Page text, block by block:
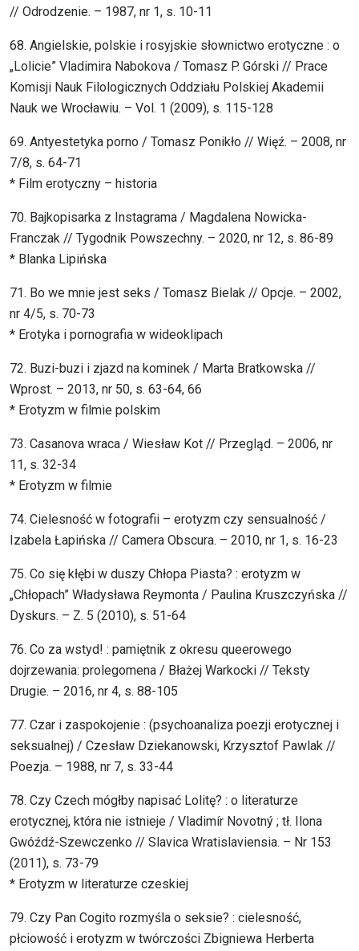
// Odrodzenie. – 1987, nr 1, s. 10-11
68. Angielskie, polskie i rosyjskie słownictwo erotyczne : o
„Lolicie” Vladimira Nabokova / Tomasz P. Górski // Prace
Komisji Nauk Filologicznych Oddziału Polskiej Akademii
Nauk we Wrocławiu. – Vol. 1 (2009), s. 115-128
69. Antyestetyka porno / Tomasz Ponikło // Więź. – 2008, nr
7/8, s. 64-71
* Film erotyczny – historia
70. Bajkopisarka z Instagrama / Magdalena Nowicka-
Franczak // Tygodnik Powszechny. – 2020, nr 12, s. 86-89
* Blanka Lipińska
71. Bo we mnie jest seks / Tomasz Bielak // Opcje. – 2002,
nr 4/5, s. 70-73
* Erotyka i pornografia w wideoklipach
72. Buzi-buzi i zjazd na kominek / Marta Bratkowska //
Wprost. – 2013, nr 50, s. 63-64, 66
* Erotyzm w filmie polskim
73. Casanova wraca / Wiesław Kot // Przegląd. – 2006, nr
11, s. 32-34
* Erotyzm w filmie
74. Cielesność w fotografii – erotyzm czy sensualność /
Izabela Łapińska // Camera Obscura. – 2010, nr 1, s. 16-23
75. Co się kłębi w duszy Chłopa Piasta? : erotyzm w
„Chłopach” Władysława Reymonta / Paulina Kruszczyńska //
Dyskurs. – Z. 5 (2010), s. 51-64
76. Co za wstyd! : pamiętnik z okresu queerowego
dojrzewania: prolegomena / Błażej Warkocki // Teksty
Drugie. – 2016, nr 4, s. 88-105
77. Czar i zaspokojenie : (psychoanaliza poezji erotycznej i
seksualnej) / Czesław Dziekanowski, Krzysztof Pawlak //
Poezja. – 1988, nr 7, s. 33-44
78. Czy Czech mógłby napisać Lolitę? : o literaturze
erotycznej, która nie istnieje / Vladimír Novotný ; tł. Ilona
Gwóźdź-Szewczenko // Slavica Wratislaviensia. – Nr 153
(2011), s. 73-79
* Erotyzm w literaturze czeskiej
79. Czy Pan Cogito rozmyśla o seksie? : cielesność,
płciowość i erotyzm w twórczości Zbigniewa Herberta